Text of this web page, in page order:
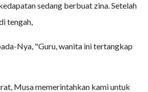
sedang berbuat zina. Setelah
tengah,
Nya, "Guru, wanita ini tertangkap
Musa memerintahkan kami untuk